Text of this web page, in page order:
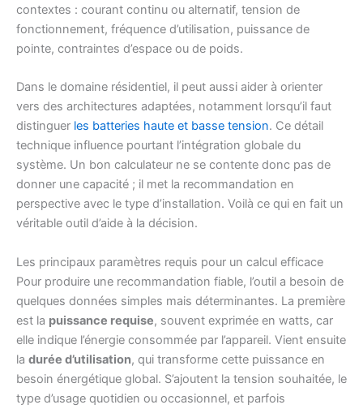
contextes : courant continu ou alternatif, tension de
fonctionnement, fréquence d’utilisation, puissance de
pointe, contraintes d’espace ou de poids.
Dans le domaine résidentiel, il peut aussi aider à orienter
vers des architectures adaptées, notamment lorsqu’il faut
distinguer les batteries haute et basse tension. Ce détail
technique influence pourtant l’intégration globale du
système. Un bon calculateur ne se contente donc pas de
donner une capacité ; il met la recommandation en
perspective avec le type d’installation. Voilà ce qui en fait un
véritable outil d’aide à la décision.
Les principaux paramètres requis pour un calcul efficace
Pour produire une recommandation fiable, l’outil a besoin de
quelques données simples mais déterminantes. La première
est la puissance requise, souvent exprimée en watts, car
elle indique l’énergie consommée par l’appareil. Vient ensuite
la durée d’utilisation, qui transforme cette puissance en
besoin énergétique global. S’ajoutent la tension souhaitée, le
type d’usage quotidien ou occasionnel, et parfois